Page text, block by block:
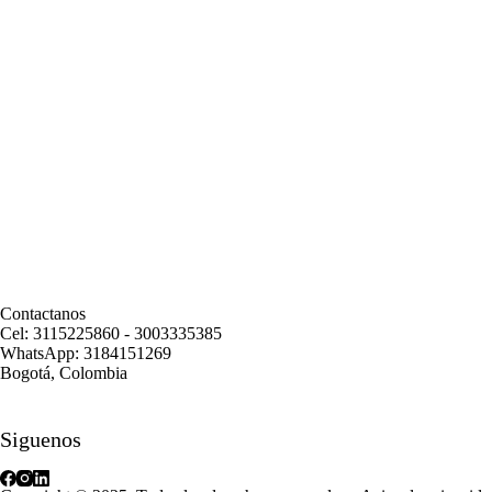
Contactanos
Cel: 3115225860 - 3003335385
WhatsApp: 3184151269
Bogotá, Colombia
Siguenos